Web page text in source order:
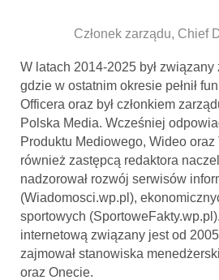
Członek zarządu, Chief
W latach 2014-2025 był
gdzie w ostatnim okresie pełnił
Officera oraz był członkiem
Polska Media. Wcześniej
Produktu Mediowego, Wideo oraz
również zastępcą redaktora
nadzorował rozwój serwisów
(Wiadomosci.wp.pl),
sportowych
internetową związany jest od
zajmował stanowiska
oraz Onecie.